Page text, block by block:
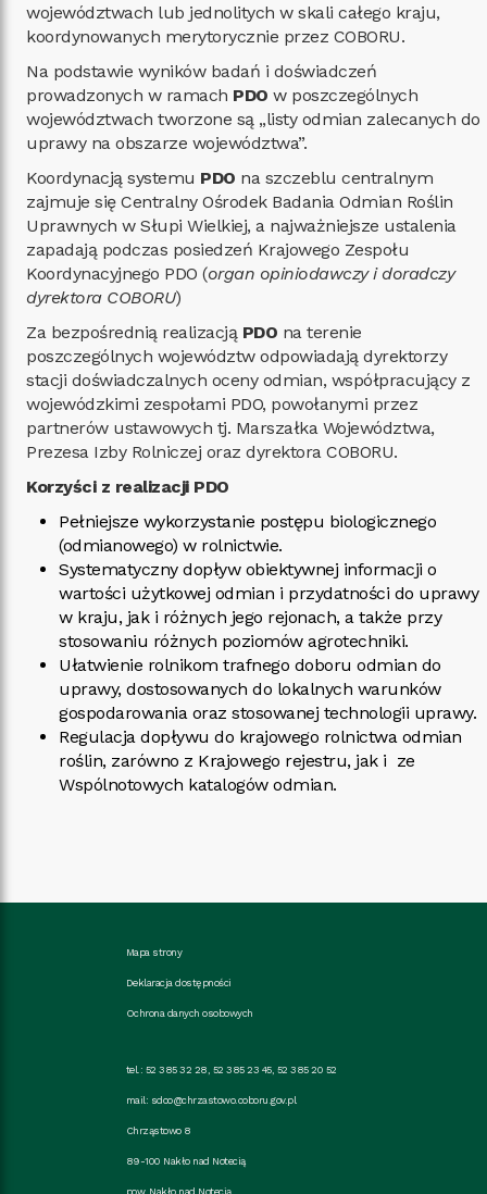
województwach lub jednolitych w skali całego kraju,
koordynowanych merytorycznie przez COBORU.
Na podstawie wyników badań i doświadczeń
prowadzonych w ramach PDO w poszczególnych
województwach tworzone są „listy odmian zalecanych do
uprawy na obszarze województwa”.
Koordynacją systemu PDO na szczeblu centralnym
zajmuje się Centralny Ośrodek Badania Odmian Roślin
Uprawnych w Słupi Wielkiej, a najważniejsze ustalenia
zapadają podczas posiedzeń Krajowego Zespołu
Koordynacyjnego PDO (organ opiniodawczy i doradczy
dyrektora COBORU)
Za bezpośrednią realizacją PDO na terenie
poszczególnych województw odpowiadają dyrektorzy
stacji doświadczalnych oceny odmian, współpracujący z
wojewódzkimi zespołami PDO, powołanymi przez
partnerów ustawowych tj. Marszałka Województwa,
Prezesa Izby Rolniczej oraz dyrektora COBORU.
Korzyści z realizacji PDO
Pełniejsze wykorzystanie postępu biologicznego
(odmianowego) w rolnictwie.
Systematyczny dopływ obiektywnej informacji o
wartości użytkowej odmian i przydatności do uprawy
w kraju, jak i różnych jego rejonach, a także przy
stosowaniu różnych poziomów agrotechniki.
Ułatwienie rolnikom trafnego doboru odmian do
uprawy, dostosowanych do lokalnych warunków
gospodarowania oraz stosowanej technologii uprawy.
Regulacja dopływu do krajowego rolnictwa odmian
roślin, zarówno z Krajowego rejestru, jak i ze
Wspólnotowych katalogów odmian.
Mapa strony
Deklaracja dostępności
Ochrona danych osobowych
tel.: 52 385 32 28, 52 385 23 45, 52 385 20 52
mail: sdoo@chrzastowo.coboru.gov.pl
Chrząstowo 8
89-100 Nakło nad Notecią
pow. Nakło nad Notecią